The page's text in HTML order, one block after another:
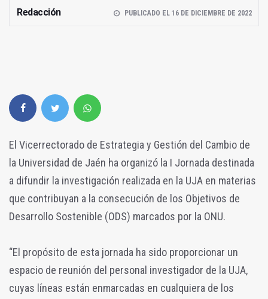
Redacción PUBLICADO EL 16 DE DICIEMBRE DE 2022
El Vicerrectorado de Estrategia y Gestión del Cambio de
la Universidad de Jaén ha organizó la I Jornada destinada
a difundir la investigación realizada en la UJA en materias
que contribuyan a la consecución de los Objetivos de
Desarrollo Sostenible (ODS) marcados por la ONU.
“El propósito de esta jornada ha sido proporcionar un
espacio de reunión del personal investigador de la UJA,
cuyas líneas están enmarcadas en cualquiera de los